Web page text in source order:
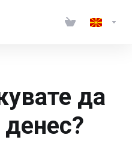
да
денес?